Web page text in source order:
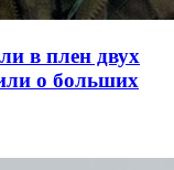
в плен двух
о больших